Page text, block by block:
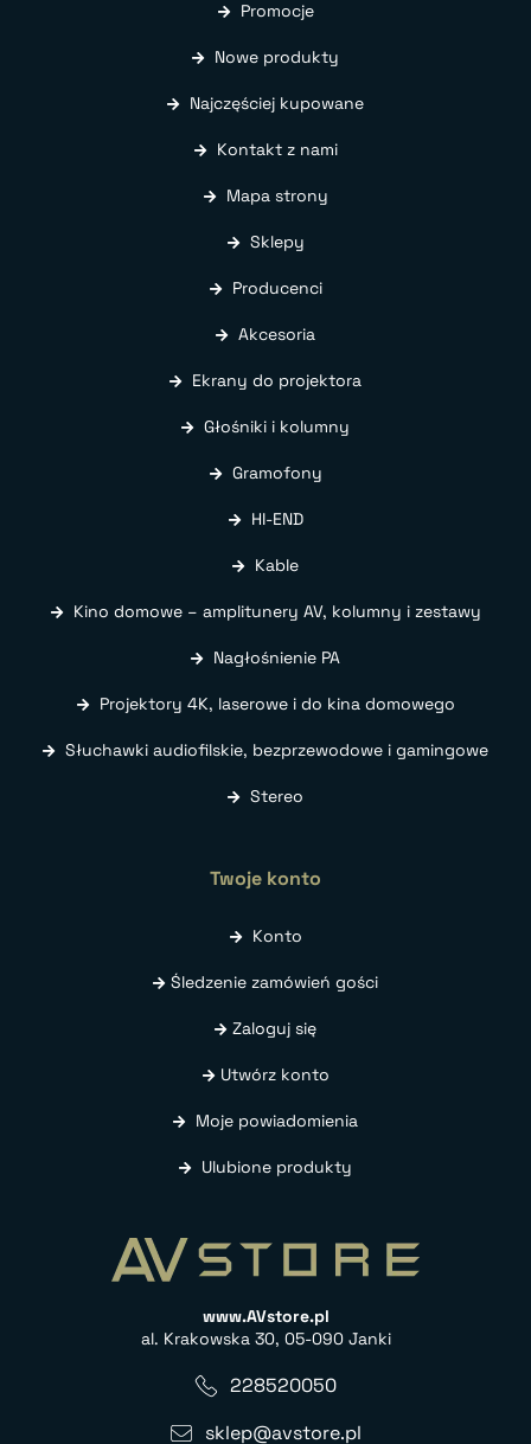
Promocje
Nowe produkty
Najczęściej kupowane
Kontakt z nami
Mapa strony
Sklepy
Producenci
Akcesoria
Ekrany do projektora
Głośniki i kolumny
Gramofony
HI-END
Kable
Kino domowe – amplitunery AV, kolumny i zestawy
Nagłośnienie PA
Projektory 4K, laserowe i do kina domowego
Słuchawki audiofilskie, bezprzewodowe i gamingowe
Stereo
Twoje konto
Konto
Śledzenie zamówień gości
Zaloguj się
Utwórz konto
Moje powiadomienia
Ulubione produkty
www.AVstore.pl
al. Krakowska 30, 05-090 Janki
228520050
sklep@avstore.pl